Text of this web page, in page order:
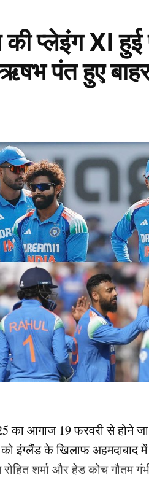
की प्लेइंग XI
पंत हुए
का आगाज 19 फरवरी से होने
इंग्लैंड के खिलाफ अहमदाबाद
शर्मा और हेड कोच गौतम